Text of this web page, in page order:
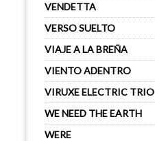
VENDETTA
VERSO SUELTO
VIAJE A LA BREÑA
VIENTO ADENTRO
VIRUXE ELECTRIC TRIO
WE NEED THE EARTH
WERE